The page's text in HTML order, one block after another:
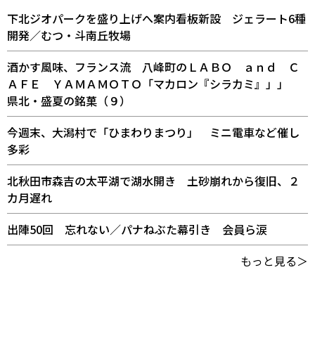
下北ジオパークを盛り上げへ案内看板新設 ジェラート6種
開発／むつ・斗南丘牧場
酒かす風味、フランス流 八峰町のＬＡＢＯ ａｎｄ Ｃ
ＡＦＥ ＹＡＭＡＭＯＴＯ「マカロン『シラカミ』」」
県北・盛夏の銘菓（９）
今週末、大潟村で「ひまわりまつり」 ミニ電車など催し
多彩
北秋田市森吉の太平湖で湖水開き 土砂崩れから復旧、２
カ月遅れ
出陣50回 忘れない／パナねぶた幕引き 会員ら涙
もっと見る＞